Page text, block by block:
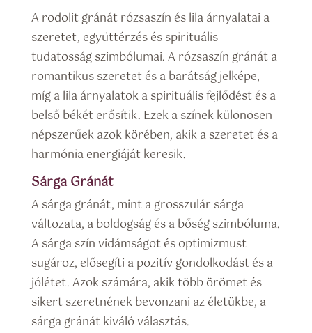
A rodolit gránát rózsaszín és lila árnyalatai a
szeretet, együttérzés és spirituális
tudatosság szimbólumai. A rózsaszín gránát a
romantikus szeretet és a barátság jelképe,
míg a lila árnyalatok a spirituális fejlődést és a
belső békét erősítik. Ezek a színek különösen
népszerűek azok körében, akik a szeretet és a
harmónia energiáját keresik.
Sárga Gránát
A sárga gránát, mint a grosszulár sárga
változata, a boldogság és a bőség szimbóluma.
A sárga szín vidámságot és optimizmust
sugároz, elősegíti a pozitív gondolkodást és a
jólétet. Azok számára, akik több örömet és
sikert szeretnének bevonzani az életükbe, a
sárga gránát kiváló választás.